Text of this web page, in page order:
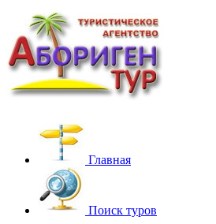
Главная
Поиск туров